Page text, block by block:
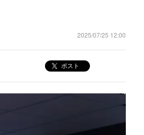
2025/07/25 12:00
ポスト